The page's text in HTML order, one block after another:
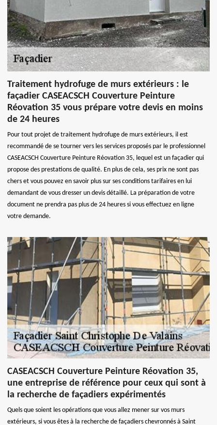
Traitement hydrofuge de murs extérieurs : le
façadier CASEACSCH Couverture Peinture
Réovation 35 vous prépare votre devis en moins
de 24 heures
Pour tout projet de traitement hydrofuge de murs extérieurs, il est
recommandé de se tourner vers les services proposés par le professionnel
CASEACSCH Couverture Peinture Réovation 35, lequel est un façadier qui
propose des prestations de qualité. En plus de cela, ses prix ne sont pas
chers et vous pouvez en savoir plus sur ses conditions tarifaires en lui
demandant de vous dresser un devis détaillé. La préparation de votre
document ne prendra pas plus de 24 heures si vous effectuez en ligne
votre demande.
CASEACSCH Couverture Peinture Réovation 35,
une entreprise de référence pour ceux qui sont à
la recherche de façadiers expérimentés
Quels que soient les opérations que vous allez mener sur vos murs
extérieurs, si vous êtes à la recherche de façadiers chevronnés à Saint